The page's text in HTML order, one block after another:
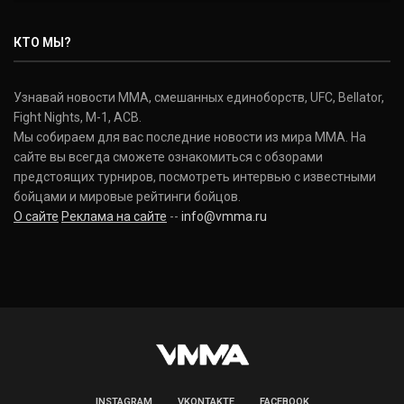
Donald Cerrone
(36-15-0, 1)
Исраэль Адесанья
Israel Adesanya
(19-0-0, 0)
КТО МЫ?
Узнавай новости ММА, смешанных единоборств, UFC, Bellator,
Fight Nights, M-1, ACB.
Мы собираем для вас последние новости из мира ММА. На
сайте вы всегда сможете ознакомиться с обзорами
предстоящих турниров, посмотреть интервью с известными
бойцами и мировые рейтинги бойцов.
О сайте Реклама на сайте -- info@vmma.ru